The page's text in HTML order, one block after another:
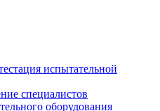
испытательной
специалистов
оборудования